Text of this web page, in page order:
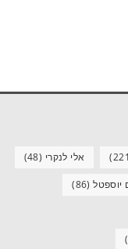
אלי לנקרי (48)
יוספטל(86)